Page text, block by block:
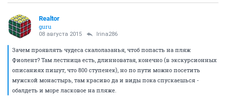
Realtor
guru
08 августа 2015 Irina286
Зачем проявлять чудеса скалолазанья, чтоб попасть на пляж
Фиолент? Там лестница есть, длинноватая, конечно (в экскурсионных
описаниях пишут, что 800 ступенек), но по пути можно посетить
мужской монастырь, там красиво да и виды пока спускаешься -
обалдеть и море ласковое на пляже.